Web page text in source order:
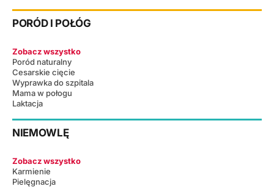
PORÓD I POŁÓG
Zobacz wszystko
Poród naturalny
Cesarskie cięcie
Wyprawka do szpitala
Mama w połogu
Laktacja
NIEMOWLĘ
Zobacz wszystko
Karmienie
Pielęgnacja